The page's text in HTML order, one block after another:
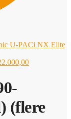
U-PACi NX Elite
(flere